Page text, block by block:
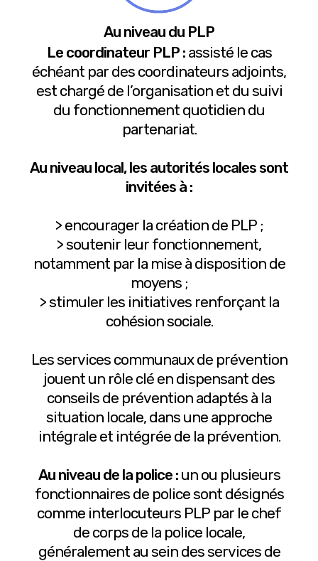
Au niveau du PLP
Le coordinateur PLP :assisté le cas
échéant par des coordinateurs adjoints,
est chargé de l’organisation et du suivi
du fonctionnement quotidien du
partenariat.
Au niveau local, les autorités locales sont
invitées à :
> encourager la création de PLP ;
> soutenir leur fonctionnement,
notamment par la mise à disposition de
moyens ;
> stimuler les initiatives renforçant la
cohésion sociale.
Les services communaux de prévention
jouent un rôle clé en dispensant des
conseils de prévention adaptés à la
situation locale, dans une approche
intégrale et intégrée de la prévention.
Au niveau de la police :un ou plusieurs
fonctionnaires de police sont désignés
comme interlocuteurs PLP par le chef
de corps de la police locale,
généralement au sein des services de